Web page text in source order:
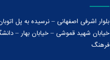
بلوار اشرفی اصفهانی – نرسیده به پل
خیابان شهید قموشی – خیابان بهار –
فرهنگ